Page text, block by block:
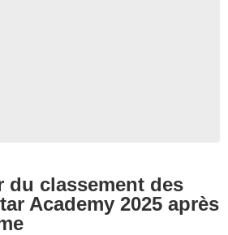
du classement des
Academy 2025 après